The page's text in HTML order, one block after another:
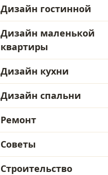
Дизайн гостинной
Дизайн маленькой
квартиры
Дизайн кухни
Дизайн спальни
Ремонт
Советы
Строительство